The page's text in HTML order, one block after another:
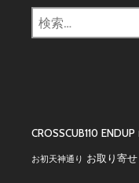
検
索:
CROSSCUB110 ENDUP
お初天神通り お取り寄せ